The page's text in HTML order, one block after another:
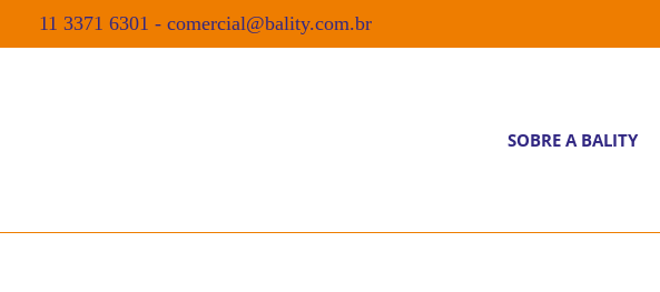
11 3371 6301 - comercial@bality.com.br
SOBRE A BALITY